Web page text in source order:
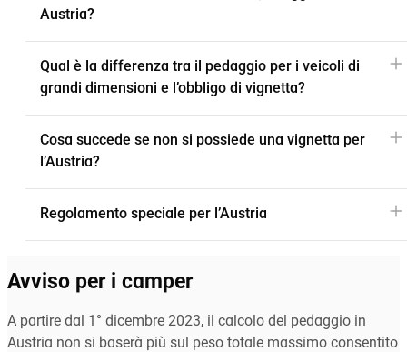
Austria?
Qual è la differenza tra il pedaggio per i veicoli di
grandi dimensioni e l’obbligo di vignetta?
Cosa succede se non si possiede una vignetta per
l’Austria?
Regolamento speciale per l’Austria
Avviso per i camper
A partire dal 1° dicembre 2023, il calcolo del pedaggio in
Austria non si baserà più sul peso totale massimo consentito